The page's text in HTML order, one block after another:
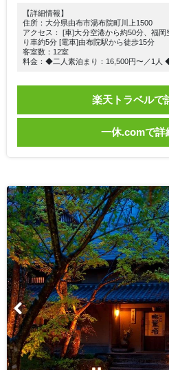
【詳細情報】
住所：大分県由布市湯布院町川上1500
アクセス： [車]大分空港から約50分、福
り車約5分 [電車]由布院駅から徒歩15分
客室数：12室
料金：◆二人素泊まり：16,500円〜／1人
楽天トラベルで
一休.comで詳